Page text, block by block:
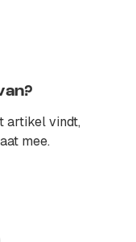
artikel vindt,
mee.